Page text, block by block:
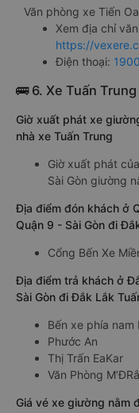
Văn phòng xe Tiến
Xem địa chỉ
https://
Điện thoại:
🚌 6. Xe Tuấn Trung
Giờ xuất phát xe
nhà xe Tuấn Trung
Giờ xuất phát
Sài Gòn giường
Địa điểm đón khách ở
Quận 9 - Sài Gòn đi
Cổng Bến Xe
Địa điểm trả khách ở
Sài Gòn đi Đắk Lắk
Bến xe phía nam
Phước An
Thị Trấn EaKar
Văn Phòng
Giá vé xe giường nằm